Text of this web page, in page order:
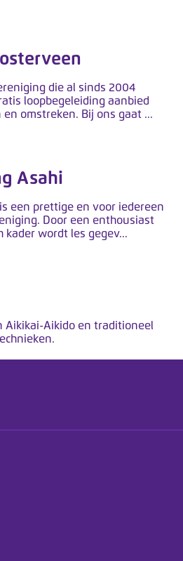
die al sinds 2004
loopbegeleiding aanbied
omstreken. Bij ons gaat ...
Asahi
een prettige en voor iedereen
Door een enthousiast
kader wordt les gegev...
Aikikai-Aikido en traditioneel